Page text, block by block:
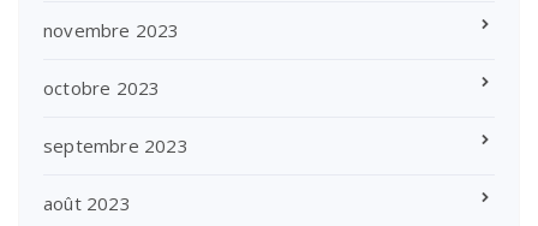
novembre 2023
octobre 2023
septembre 2023
août 2023